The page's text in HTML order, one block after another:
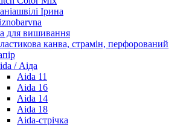
Ірина
для вишивання
канва, страмін, перфорований
/ Аіда
Aida 11
Aida 16
Aida 14
Aida 18
Aida-стрічка